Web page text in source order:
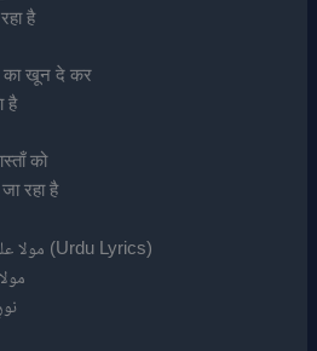
है
का खून दे कर
है
को
रहा है
3. مولا علی کا پیارا کربل کو جا رہا ہے (Urdu Lyrics)